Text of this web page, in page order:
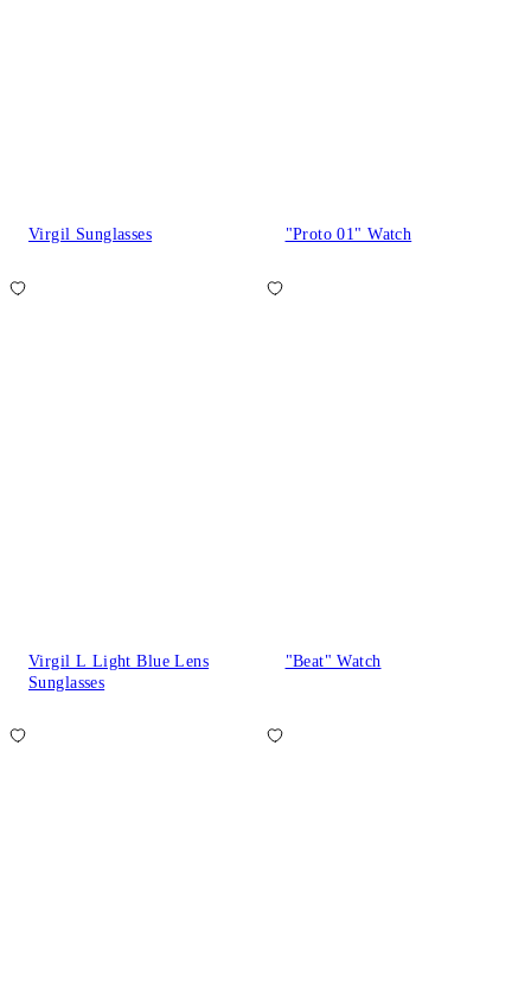
Virgil Sunglasses "Proto 01" Watch
Virgil L Light Blue Lens
Sunglasses
"Beat" Watch